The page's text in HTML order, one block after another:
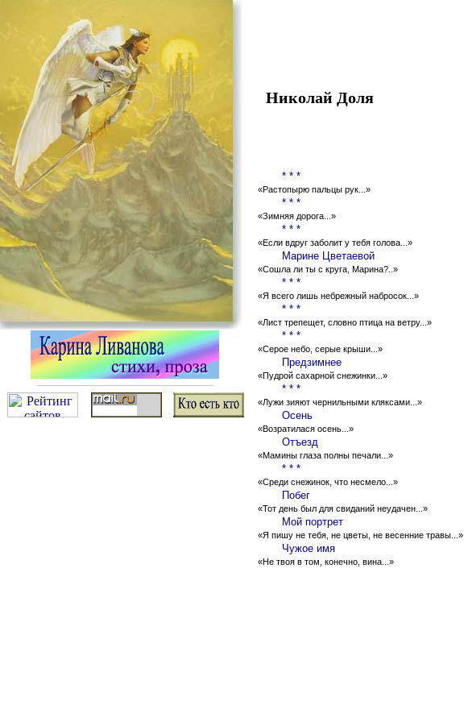
Николай Доля
* * *
«Растопырю пальцы рук...»
* * *
«Зимняя дорога...»
* * *
«Если вдруг заболит у тебя голова...»
Марине Цветаевой
«Сошла ли ты с круга, Марина?..»
* * *
«Я всего лишь небрежный набросок...»
* * *
«Лист трепещет, словно птица на ветру...»
* * *
«Серое небо, серые крыши...»
Предзимнее
«Пудрой сахарной снежинки...»
* * *
«Лужи зияют чернильными кляксами...»
Осень
«Возратилася осень...»
Отъезд
«Мамины глаза полны печали...»
* * *
«Среди снежинок, что несмело...»
Побег
«Тот день был для свиданий неудачен...»
Мой портрет
«Я пишу не тебя, не цветы, не весенние травы...»
Чужое имя
«Не твоя в том, конечно, вина...»